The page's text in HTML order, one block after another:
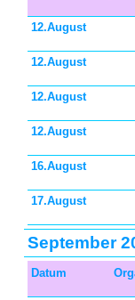
12.August
12.August
12.August
12.August
16.August
17.August
September
Datum